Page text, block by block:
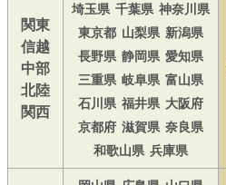
関東
信越
中部
北陸
関西
埼玉県 千葉県 神奈川県
東京都 山梨県 新潟県
長野県 静岡県 愛知県
三重県 岐阜県 富山県
石川県 福井県 大阪府
京都府 滋賀県 奈良県
和歌山県 兵庫県